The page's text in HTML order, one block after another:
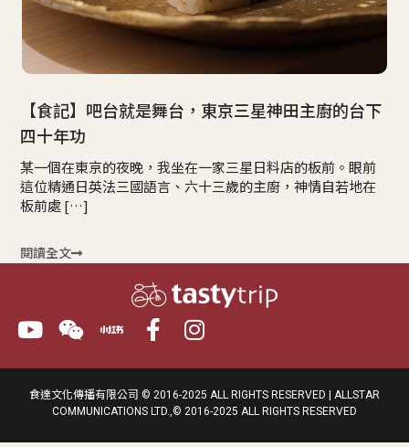
【食記】吧台就是舞台，東京三星神田主廚的台下
四十年功
某一個在東京的夜晚，我坐在一家三星日料店的板前。眼前
這位精通日英法三國語言、六十三歲的主廚，神情自若地在
板前處 […]
閱讀全文
食達文化傳播有限公司 © 2016-2025 ALL RIGHTS RESERVED | ALLSTAR
COMMUNICATIONS LTD.,© 2016-2025 ALL RIGHTS RESERVED